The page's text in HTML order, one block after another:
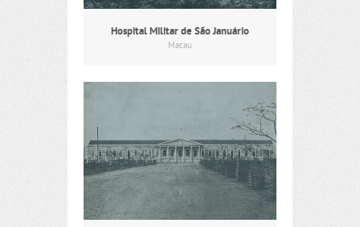
Hospital Militar de São Januário
Macau